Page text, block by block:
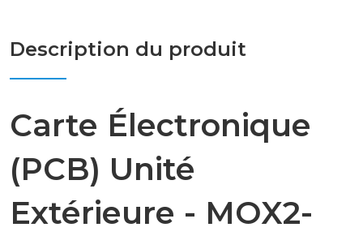
Description du produit
Carte Électronique
(PCB) Unité
Extérieure - MOX2-